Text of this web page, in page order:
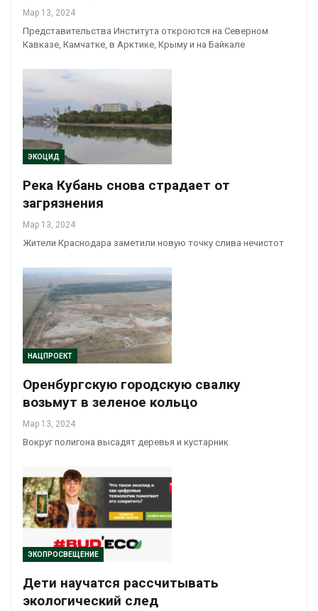
Мар 13, 2024
Представительства Института откроются на Северном
Кавказе, Камчатке, в Арктике, Крыму и на Байкале
ЭКОЦИД
Река Кубань снова страдает от
загрязнения
Мар 13, 2024
Жители Краснодара заметили новую точку слива нечистот
НАЦПРОЕКТ
Оренбургскую городскую свалку
возьмут в зеленое кольцо
Мар 13, 2024
Вокруг полигона высадят деревья и кустарник
ЭКОПРОСВЕЩЕНИЕ
Дети научатся рассчитывать
экологический след